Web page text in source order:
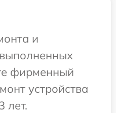
и
фирменный
устройства
лет.